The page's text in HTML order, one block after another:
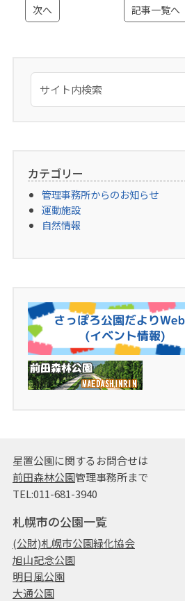
次へ 記事一覧へ
カテゴリー
管理事務所からのお知らせ
運動施設
自然情報
星置公園に関するお問合せは
前田森林公園管理事務所まで
TEL:011-681-3940
札幌市の公園一覧
(公財)札幌市公園緑化協会
旭山記念公園
明日風公園
大通公園